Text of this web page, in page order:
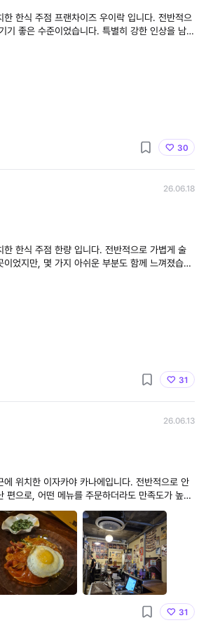
식 주점 프랜차이즈 우이락 입니다. 전반적으
기 좋은 수준이었습니다. 특별히 강한 인상을 남기
함께 곁들이기에는 부담 없이 먹기 괜찮은 편이었
30
26.06.18
한량 입니다. 전반적으로 가볍게 술
었지만, 몇 가지 아쉬운 부분도 함께 느껴졌습니
모가 꽤 넓은 편이었으나, 좌석 배치 및 간격이 여
31
26.06.13
한 이자카야 카나에입니다. 전반적으로 안
편으로, 어떤 메뉴를 주문하더라도 만족도가 높게
의 완성도가 좋은 것은 물론이고, 사장님께서도
31